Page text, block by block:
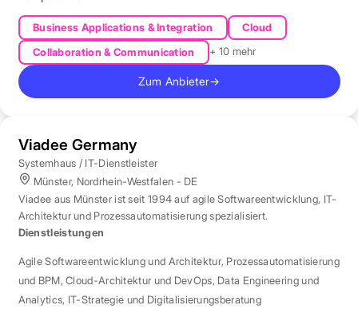
Business Applications & Integration
Cloud
Collaboration & Communication
+ 10 mehr
Zum Anbieter→
Viadee Germany
Systemhaus / IT-Dienstleister
Münster, Nordrhein-Westfalen - DE
Viadee aus Münster ist seit 1994 auf agile Softwareentwicklung, IT-
Architektur und Prozessautomatisierung spezialisiert.
Dienstleistungen
Agile Softwareentwicklung und Architektur, Prozessautomatisierung
und BPM,Cloud-Architektur und DevOps, Data Engineering und
Analytics, IT-Strategie und Digitalisierungsberatung